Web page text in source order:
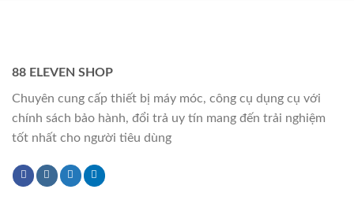
88 ELEVEN SHOP
Chuyên cung cấp thiết bị máy móc, công cụ dụng cụ với
chính sách bảo hành, đổi trả uy tín mang đến trải nghiệm
tốt nhất cho người tiêu dùng